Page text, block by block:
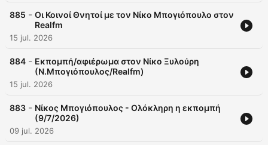
885 - Οι Κοινοί Θνητοί με τον Νίκο Μπογιόπουλο στον
Realfm
15 jul. 2026
884 - Εκπομπή/αφιέρωμα στον Νίκο Ξυλούρη
(Ν.Μπογιόπουλος/Realfm)
15 jul. 2026
883 - Νίκος Μπογιόπουλος - Ολόκληρη η εκπομπή
(9/7/2026)
09 jul. 2026